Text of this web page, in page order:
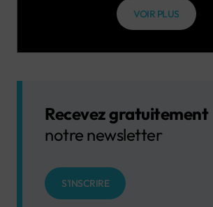
VOIR PLUS
Recevez gratuitement
notre newsletter
S'INSCRIRE